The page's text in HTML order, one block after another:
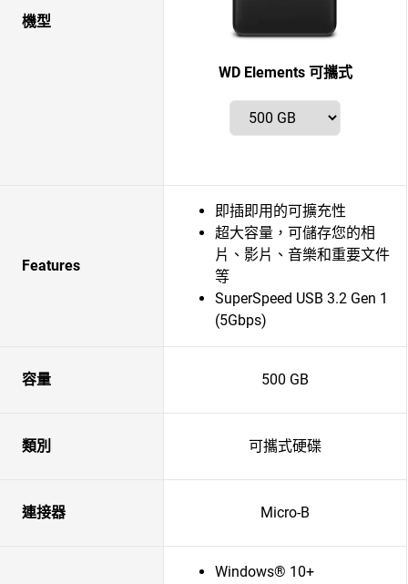
機型
WD Elements 可攜式
Features
即插即用的可擴充性
超大容量，可儲存您的相
片、影片、音樂和重要文件
等
SuperSpeed USB 3.2 Gen 1
(5Gbps)
容量 500 GB
類別 可攜式硬碟
連接器 Micro-B
Windows® 10+